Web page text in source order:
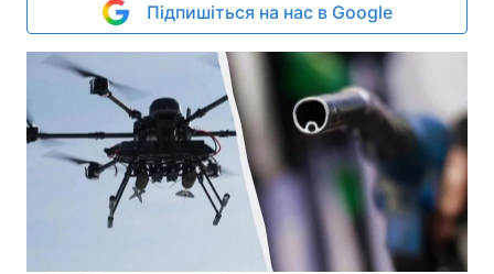
Підпишіться на нас в Google